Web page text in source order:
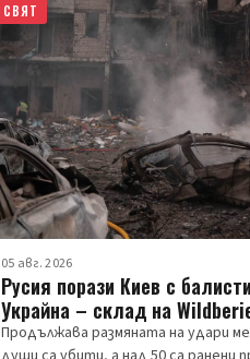
СВЯТ
05 авг. 2026
Русия порази Киев с
Украйна – склад на
Продължава размяната на удари